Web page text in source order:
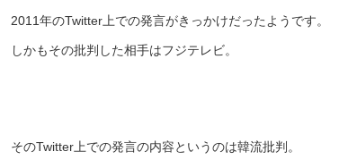
2011年のTwitter上での発言がきっかけだったようです。
しかもその批判した相手はフジテレビ。
そのTwitter上での発言の内容というのは韓流批判。